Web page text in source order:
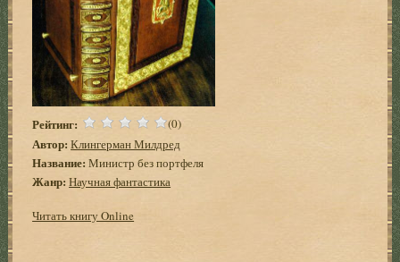
Рейтинг: (0)
Автор: Клингерман Милдред
Название: Министр без портфеля
Жанр: Научная фантастика
Читать книгу Online